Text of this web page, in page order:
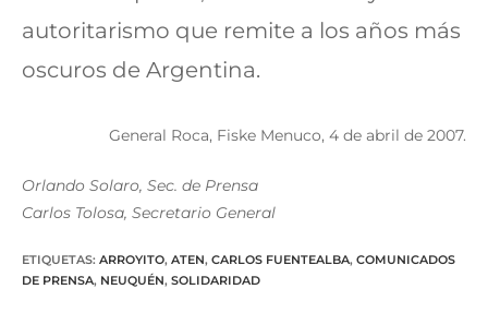
autoritarismo que remite a los años más
oscuros de Argentina.
General Roca, Fiske Menuco, 4 de abril de 2007.
Orlando Solaro, Sec. de Prensa
Carlos Tolosa, Secretario General
ETIQUETAS: ARROYITO, ATEN, CARLOS FUENTEALBA, COMUNICADOS
DE PRENSA, NEUQUÉN, SOLIDARIDAD